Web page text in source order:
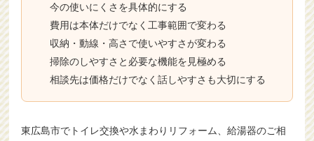
今の使いにくさを具体的にする
費用は本体だけでなく工事範囲で変わる
収納・動線・高さで使いやすさが変わる
掃除のしやすさと必要な機能を見極める
相談先は価格だけでなく話しやすさも大切にする
東広島市でトイレ交換や水まわりリフォーム、給湯器のご相